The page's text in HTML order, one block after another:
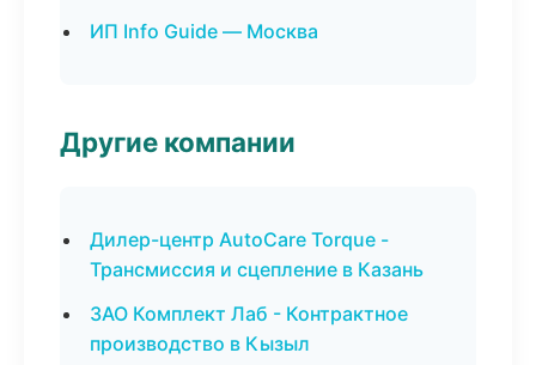
ИП Info Guide — Москва
Другие компании
Дилер-центр AutoCare Torque -
Трансмиссия и сцепление в Казань
ЗАО Комплект Лаб - Контрактное
производство в Кызыл